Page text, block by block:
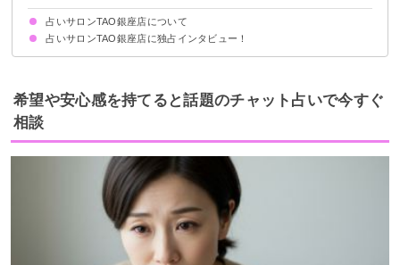
占いサロンTAO銀座店について
占いサロンTAO銀座店に独占インタビュー！
占い館としての理念やビジョンを教えてください
理念やビジョンのために占い館として取り組んでいることはありますか？
お客様はどのような方が多いですか？
「これだけは他社のサービスに負けない」といった強みや魅力を教えてくだ
占い館に在籍している先生について教えてください！
人気の理由を教えてください！
希望や安心感を持てると話題のチャット占いで今すぐ
相談